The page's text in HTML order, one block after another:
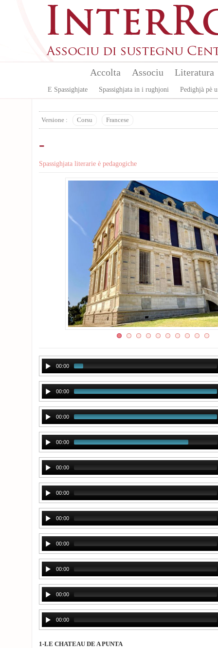
Accolta Associu Literatura
E Spassighjate Spassighjata in i rughjoni Pedighjà pè
Versione : Corsu Francese
-
Spassighjata literarie è pedagogiche
00:00
00:00
00:00
00:00
00:00
00:00
00:00
00:00
00:00
00:00
00:00
1-LE CHATEAU DE A PUNTA